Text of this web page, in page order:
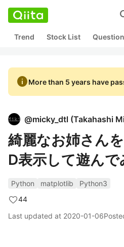
Trend Stock List Question
infoMore than 5 years have
@micky_dtl (Takahashi
綺麗なお姉さん
D表示して遊んで
Python matplotlib
Python3
44
Last updated at 2020-01-06